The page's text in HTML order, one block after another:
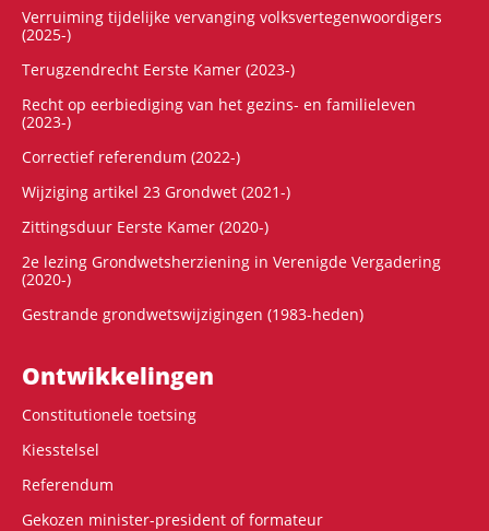
Verruiming tijdelijke vervanging volksvertegenwoordigers
(2025-)
Terugzendrecht Eerste Kamer (2023-)
Recht op eerbiediging van het gezins- en familieleven
(2023-)
Correctief referendum (2022-)
Wijziging artikel 23 Grondwet (2021-)
Zittingsduur Eerste Kamer (2020-)
2e lezing Grondwetsherziening in Verenigde Vergadering
(2020-)
Gestrande grondwetswijzigingen (1983-heden)
Ontwikke­lingen
Constitutionele toetsing
Kiesstelsel
Referendum
Gekozen minister-president of formateur